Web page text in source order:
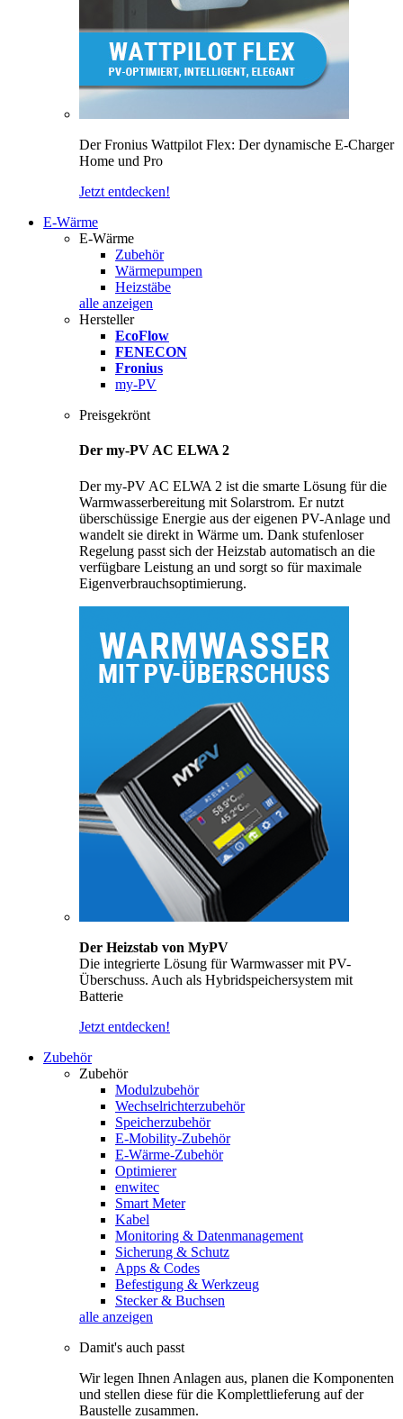
Der Fronius Wattpilot Flex: Der dynamische E-Charger
Home und Pro
Jetzt entdecken!
E-Wärme
E-Wärme
Zubehör
Wärmepumpen
Heizstäbe
alle anzeigen
Hersteller
EcoFlow
FENECON
Fronius
my-PV
Preisgekrönt
Der my-PV AC ELWA 2
Der my-PV AC ELWA 2 ist die smarte Lösung für die
Warmwasserbereitung mit Solarstrom. Er nutzt
überschüssige Energie aus der eigenen PV-Anlage und
wandelt sie direkt in Wärme um. Dank stufenloser
Regelung passt sich der Heizstab automatisch an die
verfügbare Leistung an und sorgt so für maximale
Eigenverbrauchsoptimierung.
Der Heizstab von MyPV
Die integrierte Lösung für Warmwasser mit PV-
Überschuss. Auch als Hybridspeichersystem mit
Batterie
Jetzt entdecken!
Zubehör
Zubehör
Modulzubehör
Wechselrichterzubehör
Speicherzubehör
E-Mobility-Zubehör
E-Wärme-Zubehör
Optimierer
enwitec
Smart Meter
Kabel
Monitoring & Datenmanagement
Sicherung & Schutz
Apps & Codes
Befestigung & Werkzeug
Stecker & Buchsen
alle anzeigen
Damit's auch passt
Wir legen Ihnen Anlagen aus, planen die Komponenten
und stellen diese für die Komplettlieferung auf der
Baustelle zusammen.